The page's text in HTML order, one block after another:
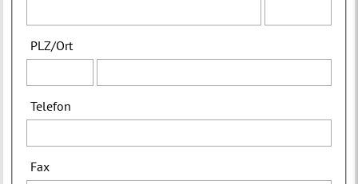
PLZ/Ort
Telefon
Fax